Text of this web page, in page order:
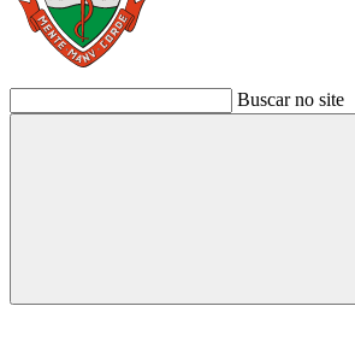
Buscar no site
Buscar